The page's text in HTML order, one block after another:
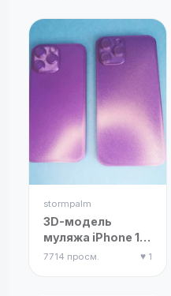
stormpalm
3D-модель
муляжа iPhone 14
Pro и iPhone 14
7714 просм. ♥ 1